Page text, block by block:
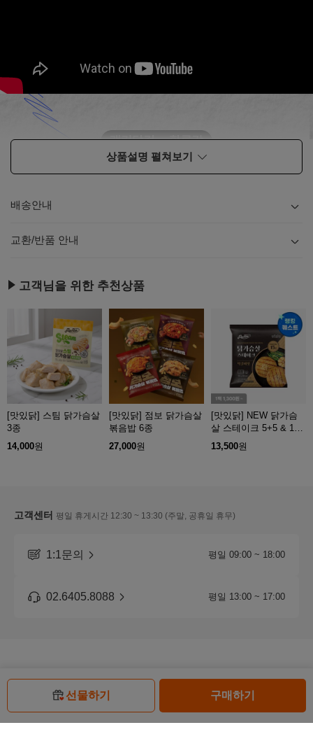
상품설명 펼쳐보기
배송안내
내용
교환/반품 안내
내용
고객님을 위한 추천상품
[맛있닭] 스팀 닭가슴살
3종
14,000원
[맛있닭] 점보 닭가슴살
볶음밥 6종
27,000원
[맛있닭] NEW 닭가슴
살 스테이크 5+5 & 15+
15
13,500원
고객센터 평일 휴게시간 12:30 ~ 13:30 (주말, 공휴일 휴무)
1:1문의 평일 09:00 ~ 18:00
02.6405.8088 평일 13:00 ~ 17:00
선물하기 구매하기